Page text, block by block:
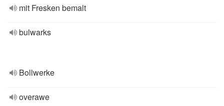
mit Fresken bemalt
bulwarks
Bollwerke
overawe